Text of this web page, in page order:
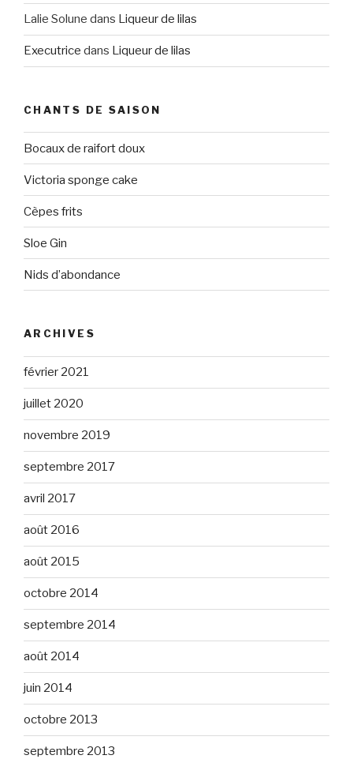
Lalie Solune dans Liqueur de lilas
Executrice dans Liqueur de lilas
CHANTS DE SAISON
Bocaux de raifort doux
Victoria sponge cake
Cèpes frits
Sloe Gin
Nids d’abondance
ARCHIVES
février 2021
juillet 2020
novembre 2019
septembre 2017
avril 2017
août 2016
août 2015
octobre 2014
septembre 2014
août 2014
juin 2014
octobre 2013
septembre 2013